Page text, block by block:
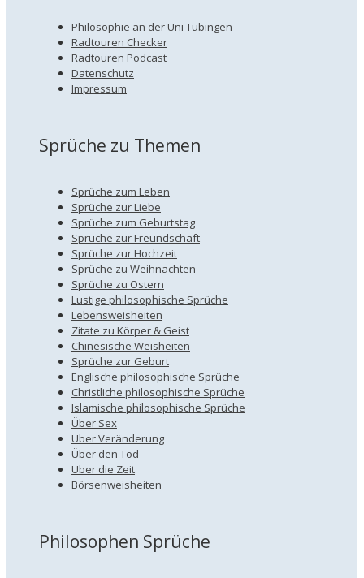
Philosophie an der Uni Tübingen
Radtouren Checker
Radtouren Podcast
Datenschutz
Impressum
Sprüche zu Themen
Sprüche zum Leben
Sprüche zur Liebe
Sprüche zum Geburtstag
Sprüche zur Freundschaft
Sprüche zur Hochzeit
Sprüche zu Weihnachten
Sprüche zu Ostern
Lustige philosophische Sprüche
Lebensweisheiten
Zitate zu Körper & Geist
Chinesische Weisheiten
Sprüche zur Geburt
Englische philosophische Sprüche
Christliche philosophische Sprüche
Islamische philosophische Sprüche
Über Sex
Über Veränderung
Über den Tod
Über die Zeit
Börsenweisheiten
Philosophen Sprüche